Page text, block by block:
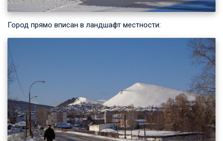
Город прямо вписан в ландшафт местности: